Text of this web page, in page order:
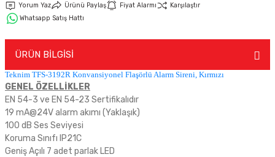
Yorum Yaz Ürünü Paylaş Fiyat Alarmı
Karşılaştır
Whatsapp Satış Hattı
ÜRÜN BİLGİSİ
Teknim TFS-3192R Konvansiyonel Flaşörlü Alarm Sireni, Kırmızı
GENEL ÖZELLİKLER
EN 54-3 ve EN 54-23 Sertifikalıdır
19 mA@24V alarm akımı (Yaklaşık)
100 dB Ses Seviyesi
Koruma Sınıfı IP21C
Geniş Açılı 7 adet parlak LED